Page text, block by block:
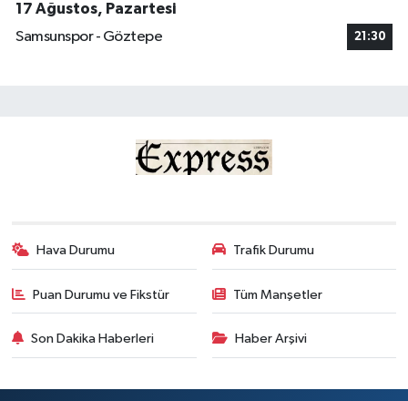
17 Ağustos, Pazartesi
Samsunspor - Göztepe
21:30
Hava Durumu Trafik Durumu
Puan Durumu ve Fikstür Tüm Manşetler
Son Dakika Haberleri Haber Arşivi